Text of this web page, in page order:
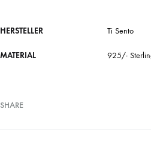
HERSTELLER Ti Sento
MATERIAL 925/-
SHARE